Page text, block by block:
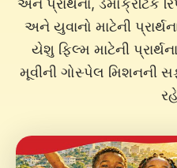
અને યુવાનો માટેની
યેશુ ફિલ્મ માટેની
મૂવીની ગોસ્પેલ મિશનની